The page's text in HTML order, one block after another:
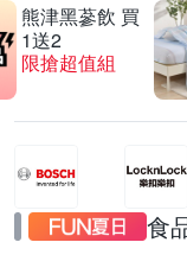
熊津黑蔘飲 買
1送2
限搶超值組
食